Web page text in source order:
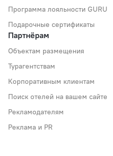
Программа лояльности GURU
Подарочные сертификаты
Партнёрам
Объектам размещения
Турагентствам
Корпоративным клиентам
Поиск отелей на вашем сайте
Рекламодателям
Реклама и PR